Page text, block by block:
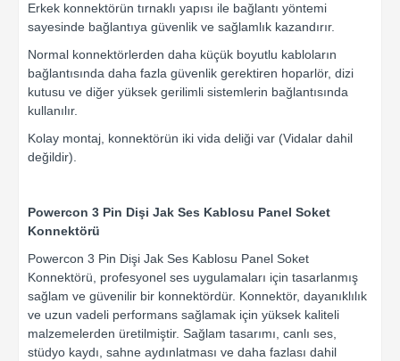
Erkek konnektörün tırnaklı yapısı ile bağlantı yöntemi
sayesinde bağlantıya güvenlik ve sağlamlık kazandırır.
Normal konnektörlerden daha küçük boyutlu kabloların
bağlantısında daha fazla güvenlik gerektiren hoparlör, dizi
kutusu ve diğer yüksek gerilimli sistemlerin bağlantısında
kullanılır.
Kolay montaj, konnektörün iki vida deliği var (Vidalar dahil
değildir).
Powercon 3 Pin Dişi Jak Ses Kablosu Panel Soket
Konnektörü
Powercon 3 Pin Dişi Jak Ses Kablosu Panel Soket
Konnektörü, profesyonel ses uygulamaları için tasarlanmış
sağlam ve güvenilir bir konnektördür. Konnektör, dayanıklılık
ve uzun vadeli performans sağlamak için yüksek kaliteli
malzemelerden üretilmiştir. Sağlam tasarımı, canlı ses,
stüdyo kaydı, sahne aydınlatması ve daha fazlası dahil